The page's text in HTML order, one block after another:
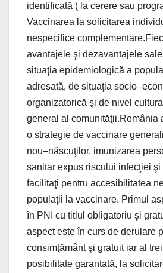
identificată ( la cerere sau
Vaccinarea la solicitarea
nespecifice
avantajele şi dezavantajele
situaţia epidemiologică a
adresată, de situaţia
organizatorică şi de nivel
general al comunităţii.România
o strategie de vaccinare
nou–născuţilor, imunizarea
sanitar expus riscului infecţiei şi
facilitaţi pentru accesibilitatea
populaţii la vaccinare. Primul
în PNI cu titlul obligatoriu şi
aspect este în curs de derulare
consimţământ şi gratuit iar al
posibilitate garantată, la